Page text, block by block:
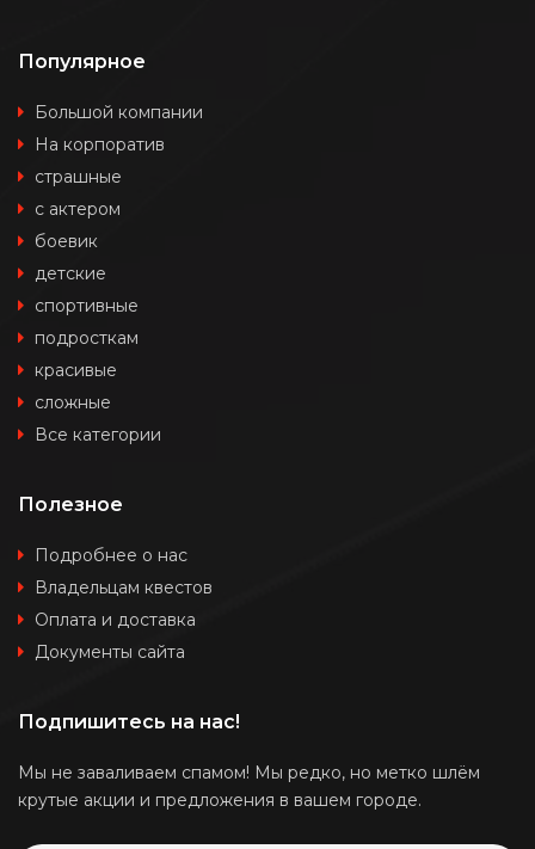
Популярное
Большой компании
На корпоратив
страшные
с актером
боевик
детские
спортивные
подросткам
красивые
сложные
Все категории
Полезное
Подробнее о нас
Владельцам квестов
Оплата и доставка
Документы сайта
Подпишитесь на нас!
Мы не заваливаем спамом! Мы редко, но метко шлём
крутые акции и предложения в вашем городе.